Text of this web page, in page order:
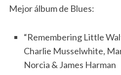
Mejor álbum de Blues:
“Remembering Little
Charlie Musselwhite,
Norcia & James Harman